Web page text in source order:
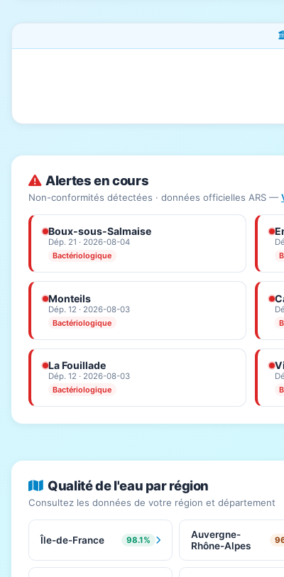
Résultats de qualité de l'eau
Fenêtres d'information
Alertes en cours
Non-conformités détectées · données officielles ARS —
Boux-sous-Salmaise
Dép. 21 · 2026-08-04
Bactériologique
Monteils
Dép. 12 · 2026-08-03
Bactériologique
La Fouillade
Dép. 12 · 2026-08-03
Bactériologique
Qualité de l'eau par région
Consultez les données de votre région et département
Île-de-France 98.1%
Auvergne-
Rhône-Alpes